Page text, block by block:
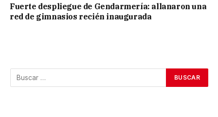
Fuerte despliegue de Gendarmería: allanaron una
red de gimnasios recién inaugurada